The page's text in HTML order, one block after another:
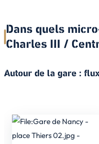
Dans quels
Charles III /
Autour de la gare :